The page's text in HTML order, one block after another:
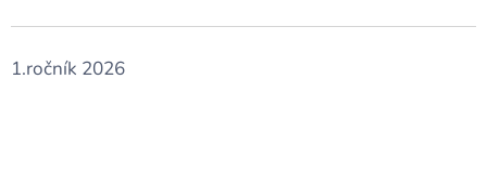
1.ročník 2026